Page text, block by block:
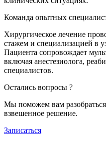
Команда опытных
Хирургическое лечение
стажем и специализацией в
Пациента сопровождает
включая анестезиолога,
специалистов.
Остались вопросы ?
Мы поможем вам
взвешенное решение.
Записаться